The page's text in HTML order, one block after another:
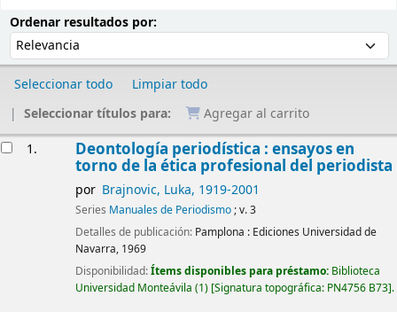
Ordenar resultados por:
Seleccionar todo
Limpiar todo
Seleccionar títulos para:
Agregar al carrito
1. Deontología periodística : ensayos en
torno de la ética profesional del periodista
por Brajnovic, Luka, 1919-2001
Series Manuales de Periodismo; v. 3
Detalles de publicación: Pamplona : Ediciones Universidad de
Navarra, 1969
Disponibilidad:Ítems disponibles para préstamo: Biblioteca
Universidad Monteávila (1) Signatura topográfica: PN4756 B73 .